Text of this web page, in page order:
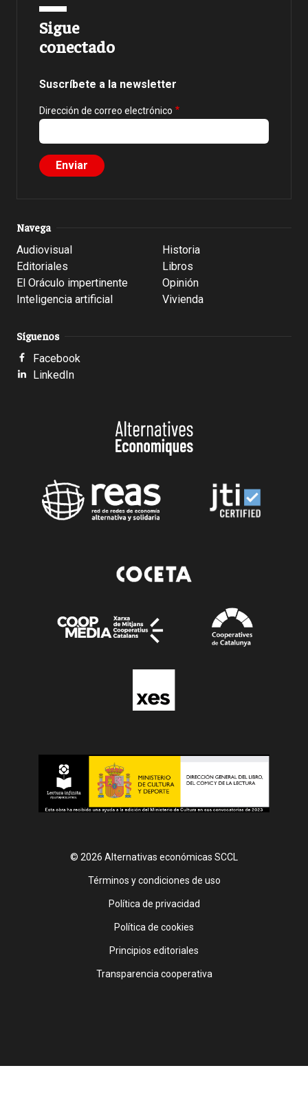
Sigue
conectado
Suscríbete a la newsletter
Dirección de correo electrónico
Navega
Audiovisual
Editoriales
El Oráculo impertinente
Inteligencia artificial
Historia
Libros
Opinión
Vivienda
Síguenos
Facebook
LinkedIn
© 2026 Alternativas económicas SCCL
Footer
Términos y condiciones de uso
Política de privacidad
Política de cookies
Principios editoriales
Transparencia cooperativa